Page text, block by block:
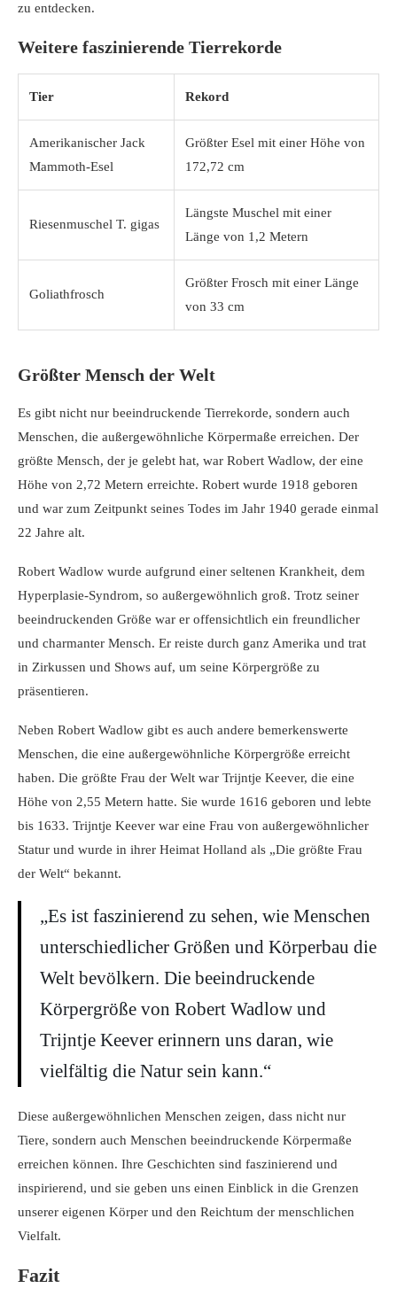
zu entdecken.
Weitere faszinierende Tierrekorde
Tier Rekord
Amerikanischer Jack
Mammoth-Esel
Größter Esel mit einer Höhe von
172,72 cm
Riesenmuschel T. gigas
Längste Muschel mit einer
Länge von 1,2 Metern
Goliathfrosch
Größter Frosch mit einer Länge
von 33 cm
Größter Mensch der Welt
Es gibt nicht nur beeindruckende Tierrekorde, sondern auch
Menschen, die außergewöhnliche Körpermaße erreichen. Der
größte Mensch, der je gelebt hat, war Robert Wadlow, der eine
Höhe von 2,72 Metern erreichte. Robert wurde 1918 geboren
und war zum Zeitpunkt seines Todes im Jahr 1940 gerade einmal
22 Jahre alt.
Robert Wadlow wurde aufgrund einer seltenen Krankheit, dem
Hyperplasie-Syndrom, so außergewöhnlich groß. Trotz seiner
beeindruckenden Größe war er offensichtlich ein freundlicher
und charmanter Mensch. Er reiste durch ganz Amerika und trat
in Zirkussen und Shows auf, um seine Körpergröße zu
präsentieren.
Neben Robert Wadlow gibt es auch andere bemerkenswerte
Menschen, die eine außergewöhnliche Körpergröße erreicht
haben. Die größte Frau der Welt war Trijntje Keever, die eine
Höhe von 2,55 Metern hatte. Sie wurde 1616 geboren und lebte
bis 1633. Trijntje Keever war eine Frau von außergewöhnlicher
Statur und wurde in ihrer Heimat Holland als „Die größte Frau
der Welt“ bekannt.
„Es ist faszinierend zu sehen, wie Menschen
unterschiedlicher Größen und Körperbau die
Welt bevölkern. Die beeindruckende
Körpergröße von Robert Wadlow und
Trijntje Keever erinnern uns daran, wie
vielfältig die Natur sein kann.“
Diese außergewöhnlichen Menschen zeigen, dass nicht nur
Tiere, sondern auch Menschen beeindruckende Körpermaße
erreichen können. Ihre Geschichten sind faszinierend und
inspirierend, und sie geben uns einen Einblick in die Grenzen
unserer eigenen Körper und den Reichtum der menschlichen
Vielfalt.
Fazit